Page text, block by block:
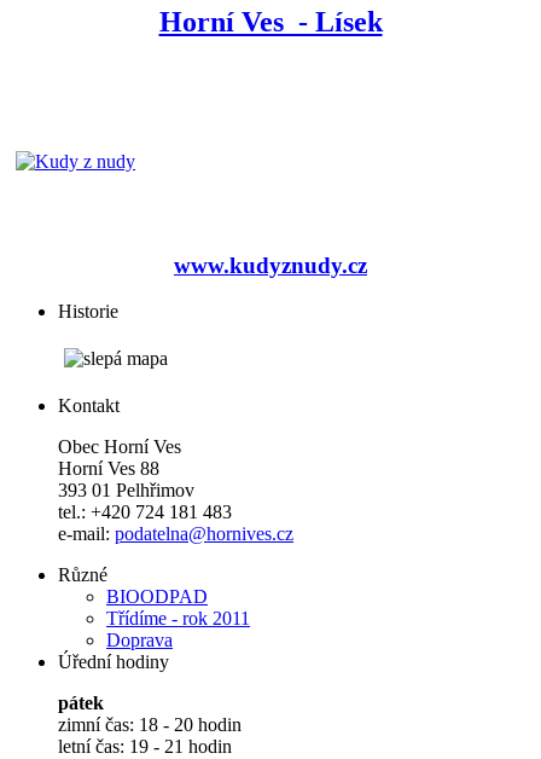
Horní Ves - Lísek
www.kudyznudy.cz
Historie
Kontakt
Obec Horní Ves
Horní Ves 88
393 01 Pelhřimov
tel.: +420 724 181 483
e-mail: podatelna@hornives.cz
Různé
BIOODPAD
Třídíme - rok 2011
Doprava
Úřední hodiny
pátek
zimní čas: 18 - 20 hodin
letní čas: 19 - 21 hodin